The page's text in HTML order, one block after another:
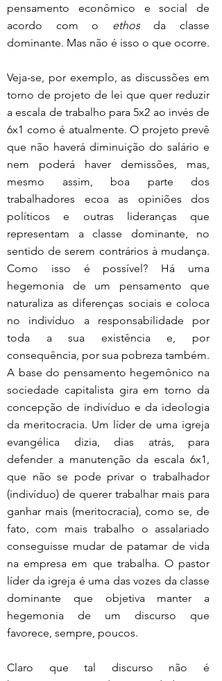
pensamento econômico e social de
acordo com o ethos da classe
dominante. Mas não é isso o que ocorre.
Veja-se, por exemplo, as discussões em
torno de projeto de lei que quer reduzir
a escala de trabalho para 5x2 ao invés de
6x1 como é atualmente. O projeto prevê
que não haverá diminuição do salário e
nem poderá haver demissões, mas,
mesmo assim, boa parte dos
trabalhadores ecoa as opiniões dos
políticos e outras lideranças que
representam a classe dominante, no
sentido de serem contrários à mudança.
Como isso é possível? Há uma
hegemonia de um pensamento que
naturaliza as diferenças sociais e coloca
no indivíduo a responsabilidade por
toda a sua existência e, por
consequência, por sua pobreza também.
A base do pensamento hegemônico na
sociedade capitalista gira em torno da
concepção de indivíduo e da ideologia
da meritocracia. Um líder de uma igreja
evangélica dizia, dias atrás, para
defender a manutenção da escala 6x1,
que não se pode privar o trabalhador
(indivíduo) de querer trabalhar mais para
ganhar mais (meritocracia), como se, de
fato, com mais trabalho o assalariado
conseguisse mudar de patamar de vida
na empresa em que trabalha. O pastor
líder da igreja é uma das vozes da classe
dominante que objetiva manter a
hegemonia de um discurso que
favorece, sempre, poucos.
Claro que tal discurso não é